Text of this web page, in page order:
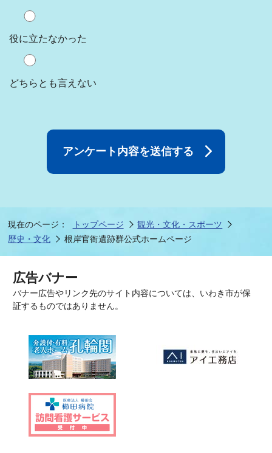
役に立たなかった
どちらとも言えない
現在のページ： トップページ
観光・文化・スポーツ
歴史・文化
根岸官衙遺跡群公式ホームページ
広告バナー
バナー広告やリンク先のサイト内容については、いわき市が保
証するものではありません。